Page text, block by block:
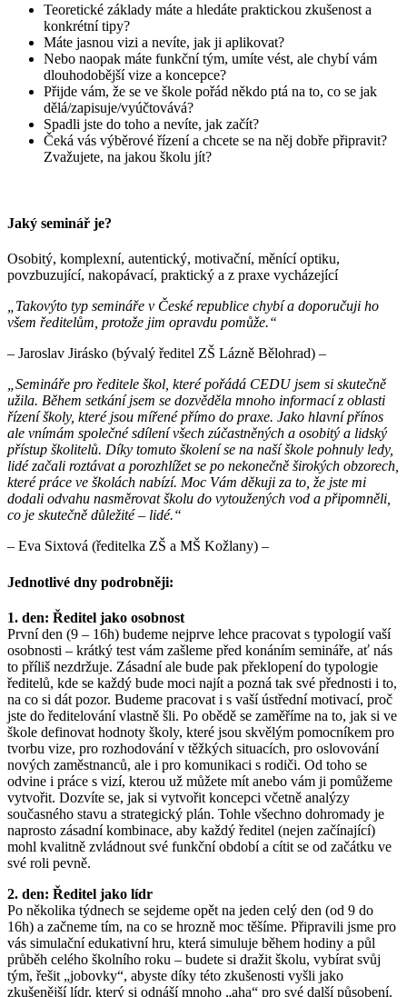
Teoretické základy máte a hledáte praktickou zkušenost a
konkrétní tipy?
Máte jasnou vizi a nevíte, jak ji aplikovat?
Nebo naopak máte funkční tým, umíte vést, ale chybí vám
dlouhodobější vize a koncepce?
Přijde vám, že se ve škole pořád někdo ptá na to, co se jak
dělá/zapisuje/vyúčtovává?
Spadli jste do toho a nevíte, jak začít?
Čeká vás výběrové řízení a chcete se na něj dobře připravit?
Zvažujete, na jakou školu jít?
Jaký seminář je?
Osobitý, komplexní, autentický, motivační, měnící optiku,
povzbuzující, nakopávací, praktický a z praxe vycházející
„Takovýto typ semináře v České republice chybí a doporučuji ho
všem ředitelům, protože jim opravdu pomůže.“
– Jaroslav Jirásko (bývalý ředitel ZŠ Lázně Bělohrad) –
„Semináře pro ředitele škol, které pořádá CEDU jsem si skutečně
užila. Během setkání jsem se dozvěděla mnoho informací z oblasti
řízení školy, které jsou mířené přímo do praxe. Jako hlavní přínos
ale vnímám společné sdílení všech zúčastněných a osobitý a lidský
přístup školitelů. Díky tomuto školení se na naší škole pohnuly ledy,
lidé začali roztávat a porozhlížet se po nekonečně širokých obzorech,
které práce ve školách nabízí. Moc Vám děkuji za to, že jste mi
dodali odvahu nasměrovat školu do vytoužených vod a připomněli,
co je skutečně důležité – lidé.“
– Eva Sixtová (ředitelka ZŠ a MŠ Kožlany) –
Jednotlivé dny podrobněji:
1. den: Ředitel jako osobnost
První den (9 – 16h) budeme nejprve lehce pracovat s typologií vaší
osobnosti – krátký test vám zašleme před konáním semináře, ať nás
to příliš nezdržuje. Zásadní ale bude pak překlopení do typologie
ředitelů, kde se každý bude moci najít a pozná tak své přednosti i to,
na co si dát pozor. Budeme pracovat i s vaší ústřední motivací, proč
jste do ředitelování vlastně šli. Po obědě se zaměříme na to, jak si ve
škole definovat hodnoty školy, které jsou skvělým pomocníkem pro
tvorbu vize, pro rozhodování v těžkých situacích, pro oslovování
nových zaměstnanců, ale i pro komunikaci s rodiči. Od toho se
odvine i práce s vizí, kterou už můžete mít anebo vám ji pomůžeme
vytvořit. Dozvíte se, jak si vytvořit koncepci včetně analýzy
současného stavu a strategický plán. Tohle všechno dohromady je
naprosto zásadní kombinace, aby každý ředitel (nejen začínající)
mohl kvalitně zvládnout své funkční období a cítit se od začátku ve
své roli pevně.
2. den: Ředitel jako lídr
Po několika týdnech se sejdeme opět na jeden celý den (od 9 do
16h) a začneme tím, na co se hrozně moc těšíme. Připravili jsme pro
vás simulační edukativní hru, která simuluje během hodiny a půl
průběh celého školního roku – budete si dražit školu, vybírat svůj
tým, řešit „jobovky“, abyste díky této zkušenosti vyšli jako
zkušenější lídr, který si odnáší mnoho „aha“ pro své další působení.